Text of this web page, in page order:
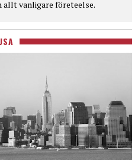
allt vanligare företeelse.